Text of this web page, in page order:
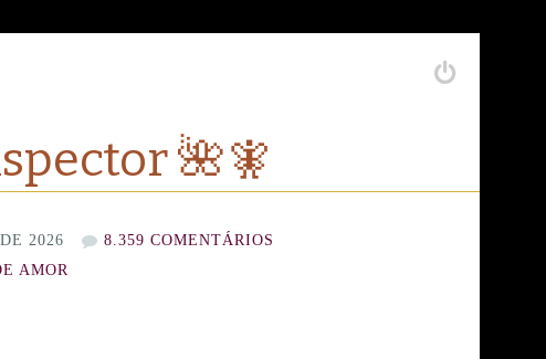
🌺🧚
2026
8.359 COMENTÁRIOS
AMOR